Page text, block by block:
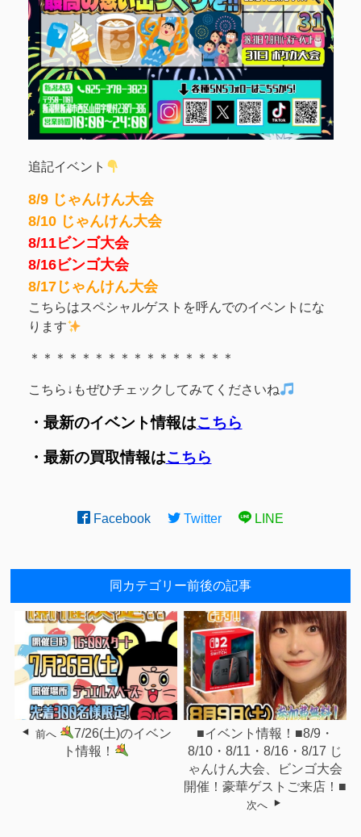
追記イベント
8/9 じゃんけん大会
8/10 じゃんけん大会
8/11ビンゴ大会
8/16ビンゴ大会
8/17じゃんけん大会
こちらはスペシャルゲストを呼んでのイベントにな
ります
＊＊＊＊＊＊＊＊＊＊＊＊＊＊＊＊
こちら↓もぜひチェックしてみてくださいね
・最新のイベント情報はこちら
・最新の買取情報はこちら
Facebook Twitter LINE
同カテゴリー前後の記事
前へ
7/26(土)のイベン
ト情報！
■イベント情報！■8/9・
8/10・8/11・8/16・8/17 じ
ゃんけん大会、ビンゴ大会
開催！豪華ゲストご来店！■
次へ